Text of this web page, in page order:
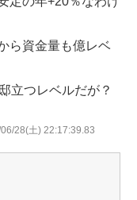
ら資金量も億レベ
立つレベルだが？
28(土) 22:17:39.83